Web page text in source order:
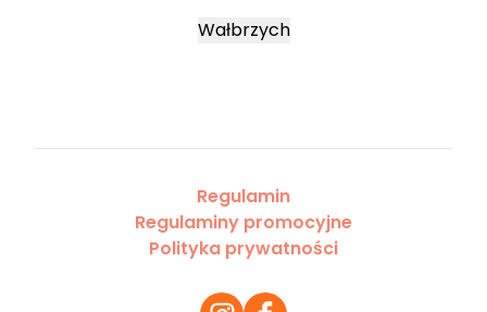
Wałbrzych
Regulamin
Regulaminy promocyjne
Polityka prywatności